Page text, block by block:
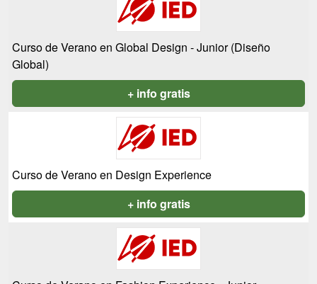
Curso de Verano en Global Design - Junior (Diseño
Global)
+ info gratis
Curso de Verano en Design Experience
+ info gratis